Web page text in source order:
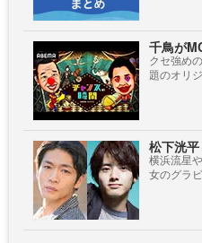
千鳥が
クセ強め
題のオリ
松下洸
横浜流星
女のグラ